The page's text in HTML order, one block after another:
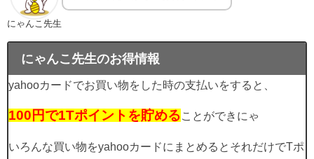
にゃんこ先生
にゃんこ先生のお得情報
yahooカードでお買い物をした時の支払いをすると、
100円で1Tポイントを貯める ことができにゃ
いろんな買い物をyahooカードにまとめるとそれだけでTポ